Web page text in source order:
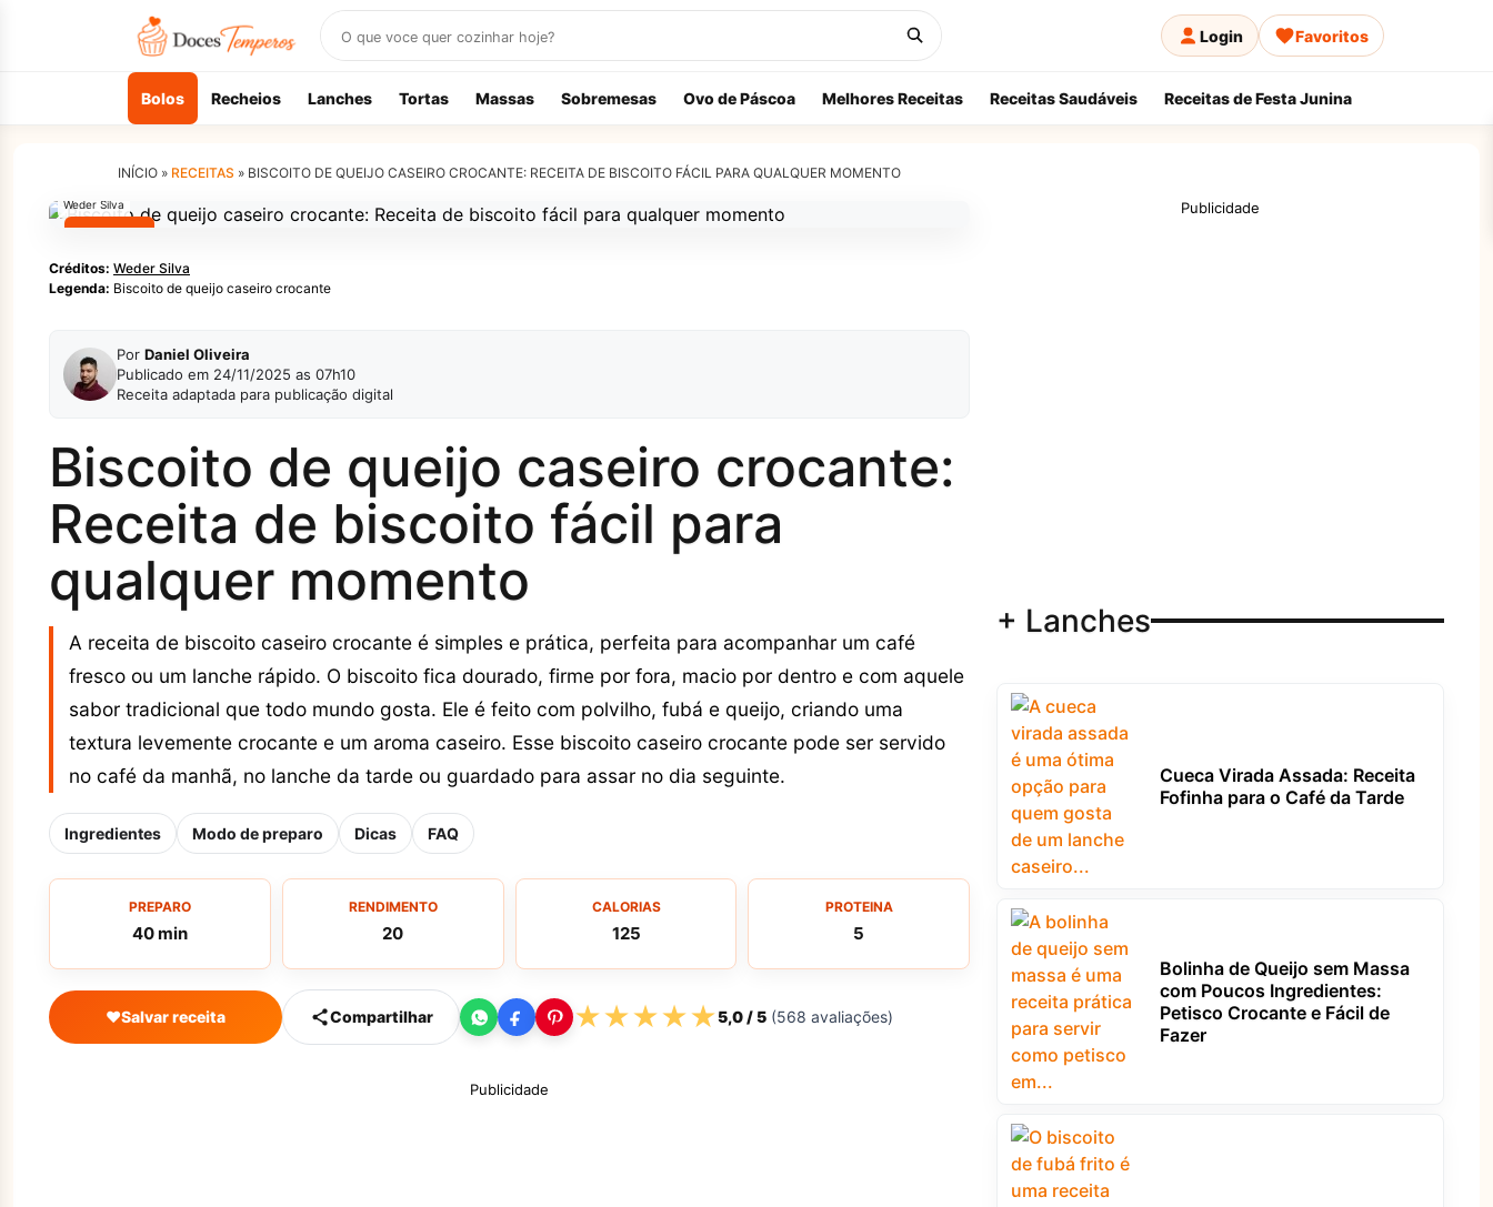
receitas
Login Favoritos
Bolos Recheios Lanches Tortas Massas Sobremesas Ovo de Páscoa Melhores Receitas Receitas Saudáveis Receitas de Festa Junina
INÍCIO » RECEITAS » BISCOITO DE QUEIJO CASEIRO CROCANTE: RECEITA DE BISCOITO FÁCIL PARA QUALQUER MOMENTO
LANCHES
Weder Silva
Créditos: Weder Silva
Legenda: Biscoito de queijo caseiro crocante
Por Daniel Oliveira
Publicado em 24/11/2025 as 07h10
Receita adaptada para publicação digital
Biscoito de queijo caseiro crocante:
Receita de biscoito fácil para
qualquer momento
A receita de biscoito caseiro crocante é simples e prática, perfeita para acompanhar um café
fresco ou um lanche rápido. O biscoito fica dourado, firme por fora, macio por dentro e com aquele
sabor tradicional que todo mundo gosta. Ele é feito com polvilho, fubá e queijo, criando uma
textura levemente crocante e um aroma caseiro. Esse biscoito caseiro crocante pode ser servido
no café da manhã, no lanche da tarde ou guardado para assar no dia seguinte.
Ingredientes Modo de preparo Dicas FAQ
PREPARO
40 min
RENDIMENTO
20
CALORIAS
125
PROTEINA
5
♥Salvar receita Compartilhar ★★★★★5,0/ 5 (568 avaliações)
Publicidade
Publicidade
+ Lanches
Cueca Virada Assada: Receita
Fofinha para o Café da Tarde
Bolinha de Queijo sem Massa
com Poucos Ingredientes:
Petisco Crocante e Fácil de
Fazer